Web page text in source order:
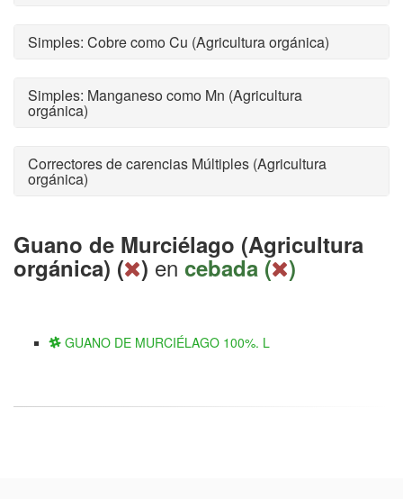
Simples: Cobre como Cu (Agricultura orgánica)
Simples: Manganeso como Mn (Agricultura
orgánica)
Correctores de carencias Múltiples (Agricultura
orgánica)
Guano de Murciélago (Agricultura
orgánica) ( ) en cebada ( )
GUANO DE MURCIÉLAGO 100%. L